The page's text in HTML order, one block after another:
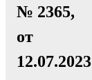
№ 2365,
от
12.07.2023